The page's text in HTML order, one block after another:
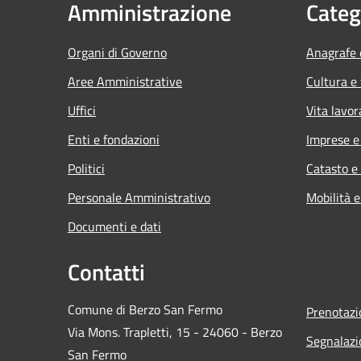
Amministrazione
Organi di Governo
Aree Amministrative
Uffici
Enti e fondazioni
Politici
Personale Amministrativo
Documenti e dati
Cultura
Vita
Imprese
Catasto
Mobilità
Contatti
Comune di Berzo San Fermo
Via Mons. Trapletti, 15 - 24060 - Berzo
San Fermo